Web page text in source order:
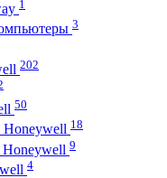
1
3
202
50
18
9
4